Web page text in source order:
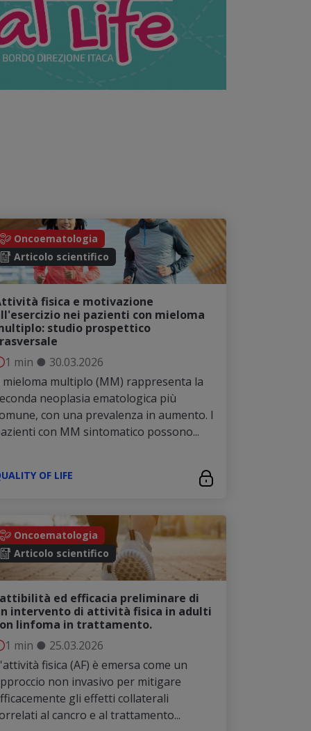
Oncoematologia
Articolo scientifico
fisica e motivazione
nei pazienti con mieloma
studio prospettico
1 min ● 30.03.2026
mieloma multiplo (MM) rappresenta la
neoplasia ematologica più
con una prevalenza in aumento. I
con MM sintomatico possono...
OF LIFE
Oncoematologia
Articolo scientifico
ed efficacia preliminare di
intervento di attività fisica in adulti
linfoma in trattamento.
1 min ● 25.03.2026
fisica (AF) è emersa come un
non invasivo per mitigare
gli effetti collaterali
al cancro e al trattamento...